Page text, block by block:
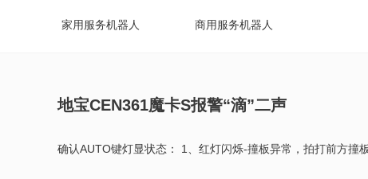
家用服务机器人 商用服务机器人
地宝CEN361魔卡S报警“滴”二声
确认AUTO键灯显状态： 1、红灯闪烁-撞板异常，拍打前方撞